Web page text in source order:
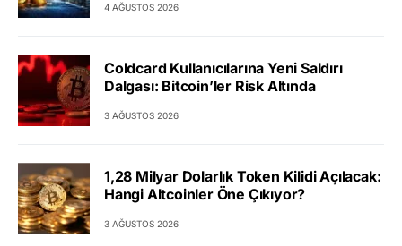
4 AĞUSTOS 2026
Coldcard Kullanıcılarına Yeni Saldırı
Dalgası: Bitcoin’ler Risk Altında
3 AĞUSTOS 2026
1,28 Milyar Dolarlık Token Kilidi Açılacak:
Hangi Altcoinler Öne Çıkıyor?
3 AĞUSTOS 2026